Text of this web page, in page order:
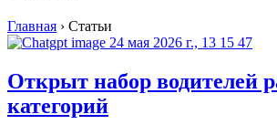
Главная › Статьи
Открыт набор водителей
категорий